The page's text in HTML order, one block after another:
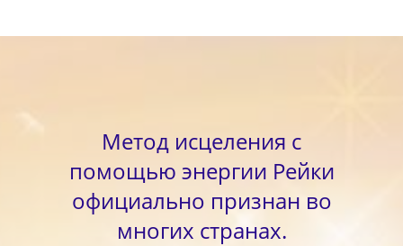
Метод исцеления с
помощью энергии Рейки
официально признан во
многих странах.